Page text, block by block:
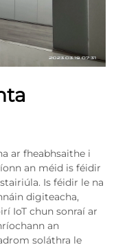
ar fheabhsaithe i
an méid is féidir
Is féidir le na
digiteacha,
IoT chun sonraí ar
an
soláthra le